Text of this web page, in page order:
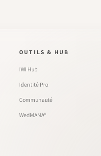
OUTILS & HUB
IWI Hub
Identité Pro
Communauté
WedMANA®